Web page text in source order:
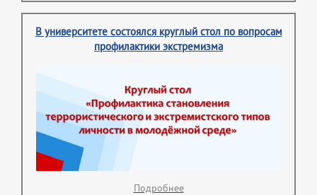
В университете состоялся круглый стол по вопросам
профилактики экстремизма
Подробнее